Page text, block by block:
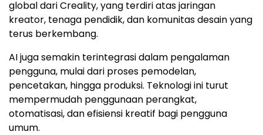
global dari Creality, yang terdiri atas jaringan
kreator, tenaga pendidik, dan komunitas desain yang
terus berkembang.
AI juga semakin terintegrasi dalam pengalaman
pengguna, mulai dari proses pemodelan,
pencetakan, hingga produksi. Teknologi ini turut
mempermudah penggunaan perangkat,
otomatisasi, dan efisiensi kreatif bagi pengguna
umum.